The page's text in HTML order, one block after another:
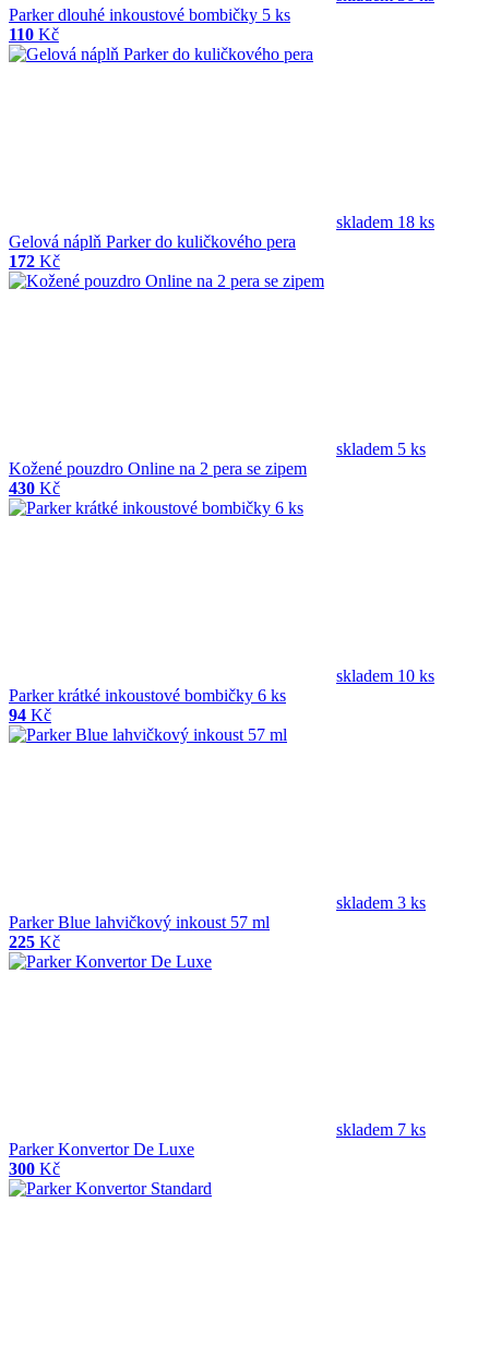
Parker dlouhé inkoustové bombičky 5 ks
110 Kč
skladem 18 ks
Gelová náplň Parker do kuličkového pera
172 Kč
skladem 5 ks
Kožené pouzdro Online na 2 pera se zipem
430 Kč
skladem 10 ks
Parker krátké inkoustové bombičky 6 ks
94 Kč
skladem 3 ks
Parker Blue lahvičkový inkoust 57 ml
225 Kč
skladem 7 ks
Parker Konvertor De Luxe
300 Kč